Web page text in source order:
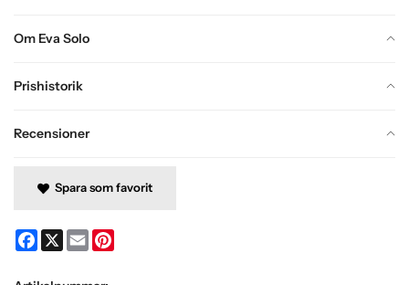
Om Eva Solo
Prishistorik
Recensioner
Spara som favorit
Facebook
X Email